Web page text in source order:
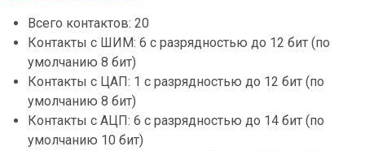
Всего контактов: 20
Контакты с ШИМ: 6 с разрядностью до 12 бит (по
умолчанию 8 бит)
Контакты с ЦАП: 1 с разрядностью до 12 бит (по
умолчанию 8 бит)
Контакты с АЦП: 6 с разрядностью до 14 бит (по
умолчанию 10 бит)